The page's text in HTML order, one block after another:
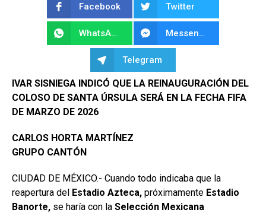
Facebook Twitter
WhatsApp Messenger
Telegram
IVAR SISNIEGA INDICÓ QUE LA REINAUGURACIÓN DEL
COLOSO DE SANTA ÚRSULA SERÁ EN LA FECHA FIFA
DE MARZO DE 2026
CARLOS HORTA MARTÍNEZ
GRUPO CANTÓN
CIUDAD DE MÉXICO.- Cuando todo indicaba que la
reapertura del Estadio Azteca, próximamente Estadio
Banorte, se haría con la Selección Mexicana